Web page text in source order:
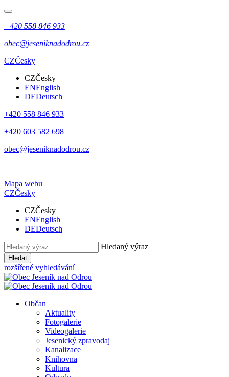
+420 558 846 933
obec@jeseniknadodrou.cz
CZČesky
CZČesky
ENEnglish
DEDeutsch
+420 558 846 933
+420 603 582 698
obec@jeseniknadodrou.cz
Mapa webu
CZČesky
CZČesky
ENEnglish
DEDeutsch
Hledaný výraz
Hledat
rozšířené vyhledávání
Občan
Aktuality
Fotogalerie
Videogalerie
Jesenický zpravodaj
Kanalizace
Knihovna
Kultura